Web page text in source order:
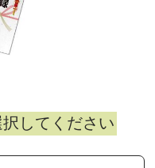
してください